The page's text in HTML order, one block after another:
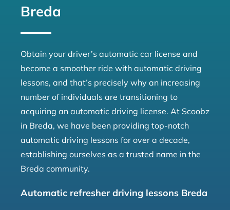
Breda
Obtain your driver’s automatic car license and
become a smoother ride with automatic driving
lessons, and that’s precisely why an increasing
number of individuals are transitioning to
acquiring an automatic driving license. At Scoobz
in Breda, we have been providing top-notch
automatic driving lessons for over a decade,
establishing ourselves as a trusted name in the
Breda community.
Automatic refresher driving lessons Breda